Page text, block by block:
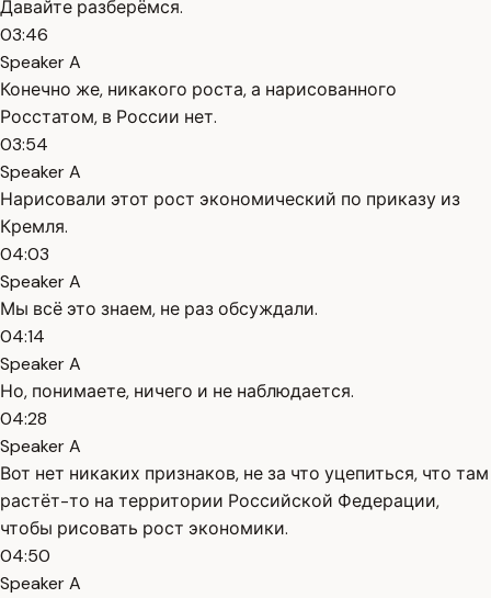
Давайте разберёмся.
03:46
Speaker A
Конечно же, никакого роста, а нарисованного
Росстатом, в России нет.
03:54
Speaker A
Нарисовали этот рост экономический по приказу из
Кремля.
04:03
Speaker A
Мы всё это знаем, не раз обсуждали.
04:14
Speaker A
Но, понимаете, ничего и не наблюдается.
04:28
Speaker A
Вот нет никаких признаков, не за что уцепиться, что там
растёт-то на территории Российской Федерации,
чтобы рисовать рост экономики.
04:50
Speaker A